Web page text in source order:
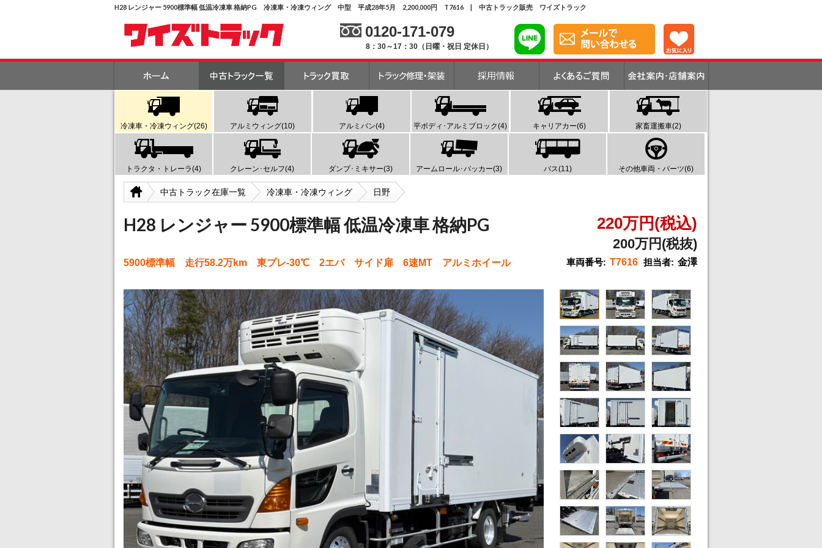
H28 レンジャー 5900標準幅 低温冷凍車 格納PG 冷凍車・冷凍ウィング 中型 平成28年5月 2,200,000円 T7616 | 中古トラック販売 ワイズトラック
0120-171-079
8：30～17：30（日曜・祝日 定休日）
冷凍車・冷凍ウィング(26) アルミウィング(10) アルミバン(4) 平ボディ･アルミブロック(4) キャリアカー(6) 家畜運搬車(2)
トラクタ・トレーラ(4) クレーン･セルフ(4) ダンプ･ミキサー(3) アームロール･パッカー(3) バス(11) その他車両・パーツ(6)
中古トラック在庫一覧 冷凍車・冷凍ウィング 日野
H28 レンジャー 5900標準幅 低温冷凍車 格納PG 220万円(税込)
200万円(税抜)
5900標準幅 走行58.2万km 東プレ-30℃ 2エバ サイド扉 6速MT アルミホイール 車両番号: T7616 担当者: 金澤